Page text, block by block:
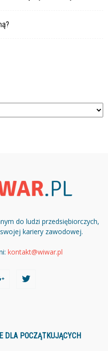
do ludzi przedsiębiorczych,
kariery zawodowej.
kontakt@wiwar.pl
DLA POCZĄTKUJĄCYCH